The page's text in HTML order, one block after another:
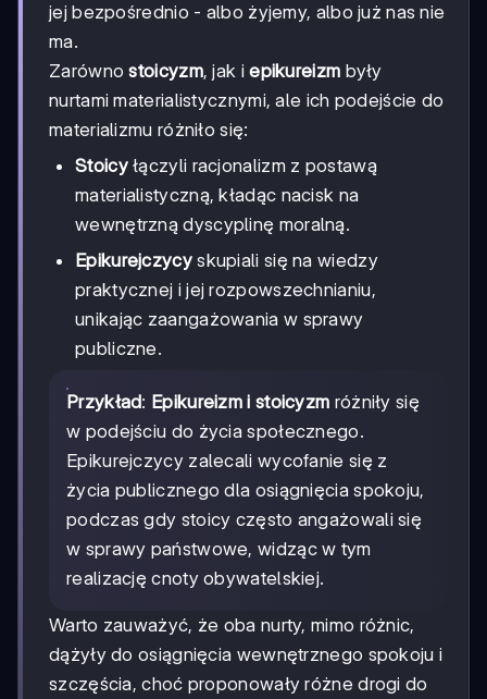
jej bezpośrednio - albo żyjemy, albo już nas nie
ma.
Zarównostoicyzm, jak iepikureizm były
nurtami materialistycznymi, ale ich podejście do
materializmu różniło się:
Stoicyłączyli racjonalizm z postawą
materialistyczną, kładąc nacisk na
wewnętrzną dyscyplinę moralną.
Epikurejczycyskupiali się na wiedzy
praktycznej i jej rozpowszechnianiu,
unikając zaangażowania w sprawy
publiczne.
Przykład: Epikureizm i stoicyzm różniły się
w podejściu do życia społecznego.
Epikurejczycy zalecali wycofanie się z
życia publicznego dla osiągnięcia spokoju,
podczas gdy stoicy często angażowali się
w sprawy państwowe, widząc w tym
realizację cnoty obywatelskiej.
Warto zauważyć, że oba nurty, mimo różnic,
dążyły do osiągnięcia wewnętrznego spokoju i
szczęścia, choć proponowały różne drogi do